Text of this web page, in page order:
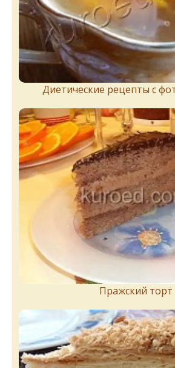
Диетические рецепты с
Пражский торт